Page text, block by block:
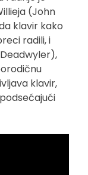
(John
klavir kako
radili, i
klavir,